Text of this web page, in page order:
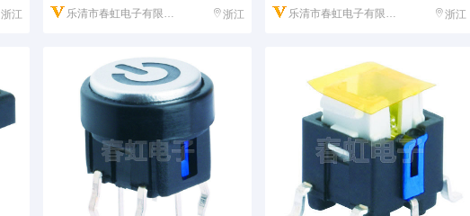
浙江 乐清市春虹电子有限公司 浙江 乐清市春虹电子有限公司 浙江